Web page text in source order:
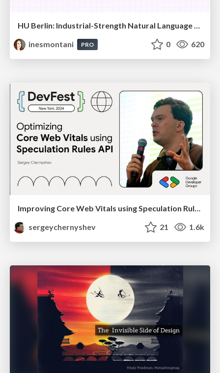
inesmontani
PRO 0 620
Improving Core Web Vitals using Speculation Rules API
sergeychernyshev
21 1.6k